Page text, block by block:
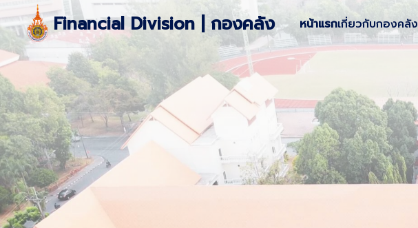
to
content
Financial Division | กองคลัง หน้าแรกเกี่ยวกับกองคลัง
Search
for: